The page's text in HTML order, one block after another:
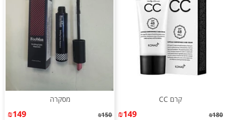
קרם CC
₪180
₪149
מסקרה
₪150
₪149